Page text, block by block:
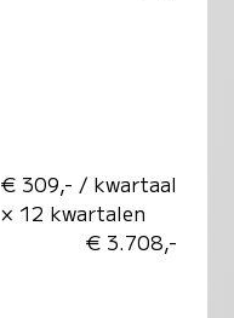
€ 309,- / kwartaal
× 12 kwartalen
€ 3.708,-